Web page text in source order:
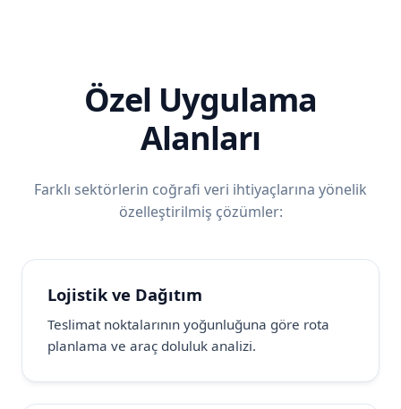
Özel Uygulama
Alanları
Farklı sektörlerin coğrafi veri ihtiyaçlarına yönelik
özelleştirilmiş çözümler:
Lojistik ve Dağıtım
Teslimat noktalarının yoğunluğuna göre rota
planlama ve araç doluluk analizi.